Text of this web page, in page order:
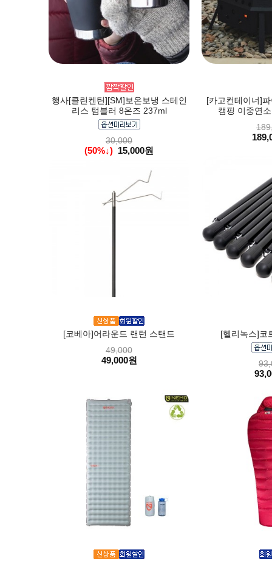
행사[클린켄틴][SM]보온보냉 스테인
리스 텀블러 8온즈 237ml
30,000
(50%↓) 15,000원
[카고컨테이너]
캠핑 이중연
[코베아]어라운드 랜턴 스탠드
49,000
49,000원
[헬리녹스]코